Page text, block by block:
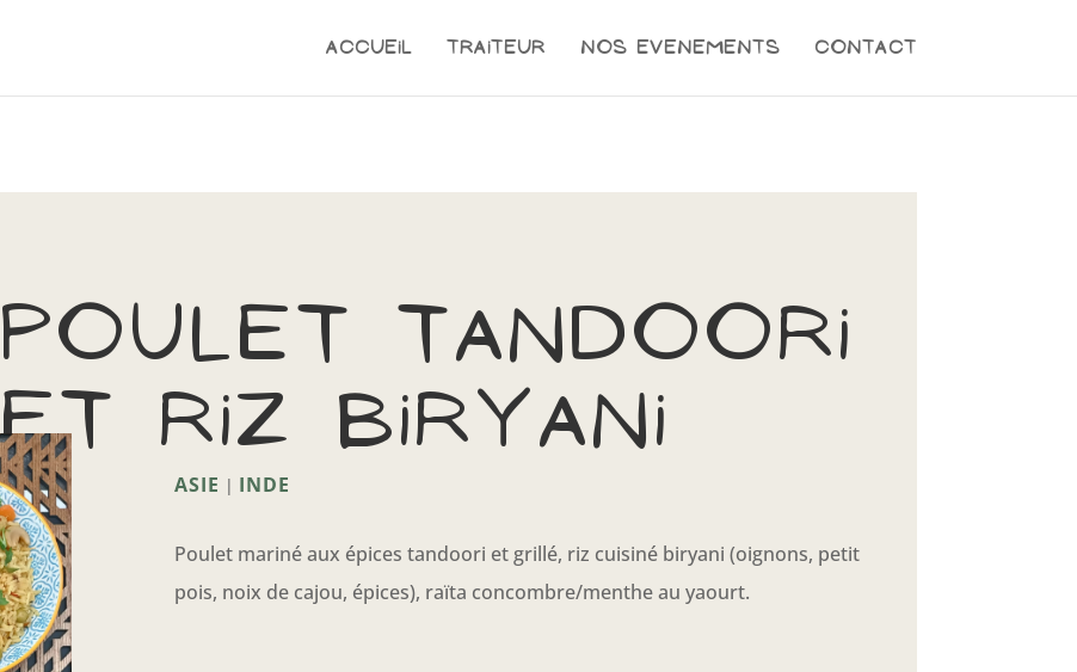
Accueil Traiteur Nos evenements Contact
poulet tandoori
et riz biryani
ASIE | INDE
Poulet mariné aux épices tandoori et grillé, riz cuisiné biryani (oignons, petit
pois, noix de cajou, épices), raïta concombre/menthe au yaourt.